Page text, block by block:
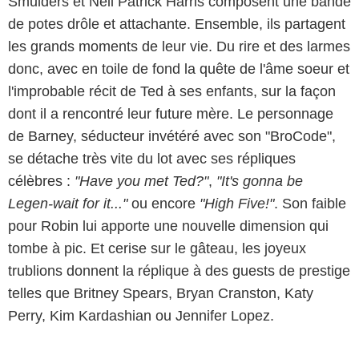
de potes drôle et attachante. Ensemble, ils partagent
les grands moments de leur vie. Du rire et des larmes
donc, avec en toile de fond la quête de l'âme soeur et
l'improbable récit de Ted à ses enfants, sur la façon
dont il a rencontré leur future mère. Le personnage
de Barney, séducteur invétéré avec son "BroCode",
se détache très vite du lot avec ses répliques
célèbres : "Have you met Ted?", "It's gonna be
Legen-wait for it..."ou encore "High Five!". Son faible
pour Robin lui apporte une nouvelle dimension qui
tombe à pic. Et cerise sur le gâteau, les joyeux
trublions donnent la réplique à des guests de prestige
telles que Britney Spears, Bryan Cranston, Katy
Perry, Kim Kardashian ou Jennifer Lopez.